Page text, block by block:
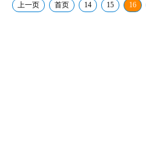
上一页 首页 14 15 16